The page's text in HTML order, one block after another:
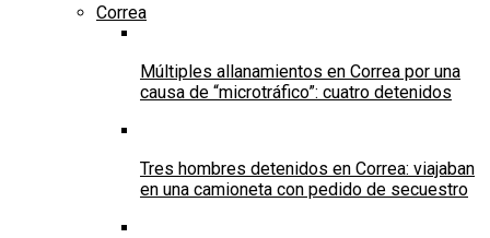
Correa
Múltiples allanamientos en Correa por una
causa de “microtráfico”: cuatro detenidos
Tres hombres detenidos en Correa: viajaban
en una camioneta con pedido de secuestro